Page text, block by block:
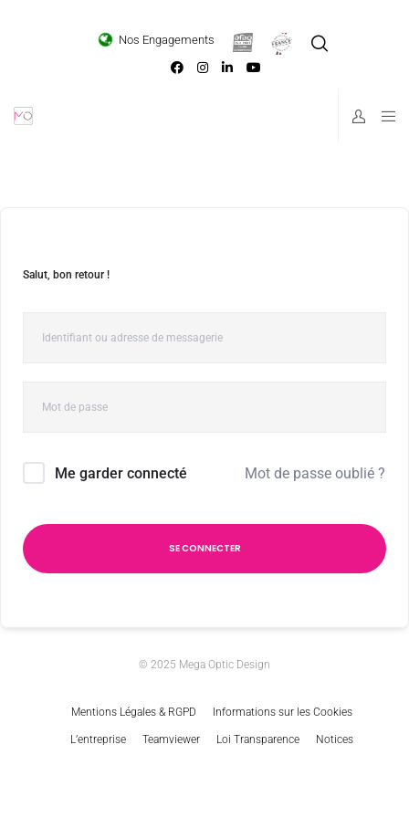
Loading...
Nos Engagements
Salut, bon retour !
Me garder connecté Mot de passe oublié ?
SE CONNECTER
© 2025 Mega Optic Design
Mentions Légales & RGPD Informations sur les Cookies
L’entreprise Teamviewer Loi Transparence Notices